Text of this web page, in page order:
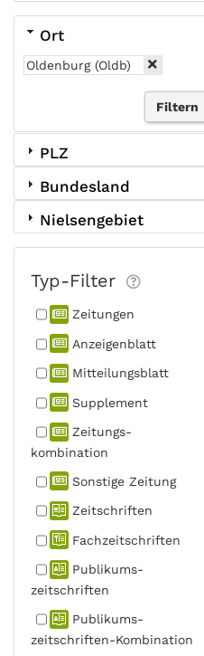
Ort
PLZ
Bundesland
Nielsengebiet
Typ-Filter
Zeitungen
Anzeigen­blatt
Mitteilungs­blatt
Supplement
Zeitungs­
kombination
Sonstige Zeitung
Zeitschriften
Fachzeit­schriften
Publikums­
zeitschriften
Publikums­
zeitschriften-Kombination